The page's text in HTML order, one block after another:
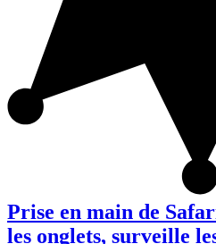
Prise en main de
les onglets, surveille